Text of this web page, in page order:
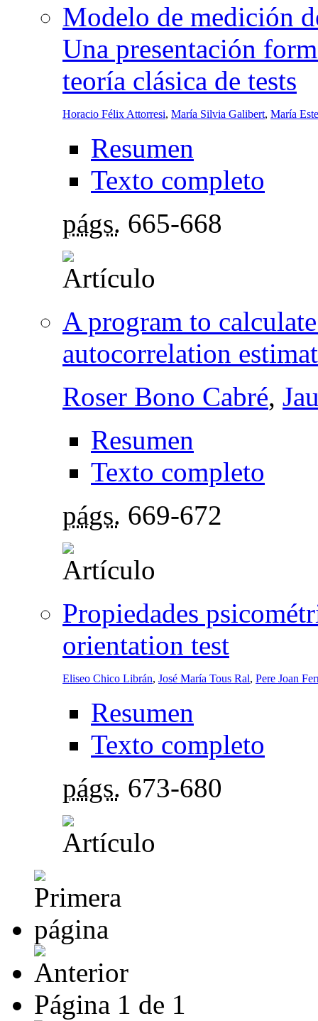
Modelo de medición
Una presentación
teoría clásica de tests
Horacio Félix Attorresi, María Silvia Galibert, María
Resumen
Texto completo
págs. 665-668
A program to
autocorrelation
Roser Bono Cabré,
Resumen
Texto completo
págs. 669-672
Propiedades
orientation test
Eliseo Chico Librán, José María Tous Ral, Pere Joan
Resumen
Texto completo
págs. 673-680
Página 1 de 1